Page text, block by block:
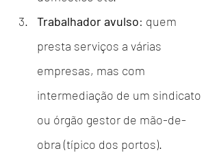
Trabalhador avulso: quem
presta serviços a várias
empresas, mas com
intermediação de um sindicato
ou órgão gestor de mão-de-
obra (típico dos portos).